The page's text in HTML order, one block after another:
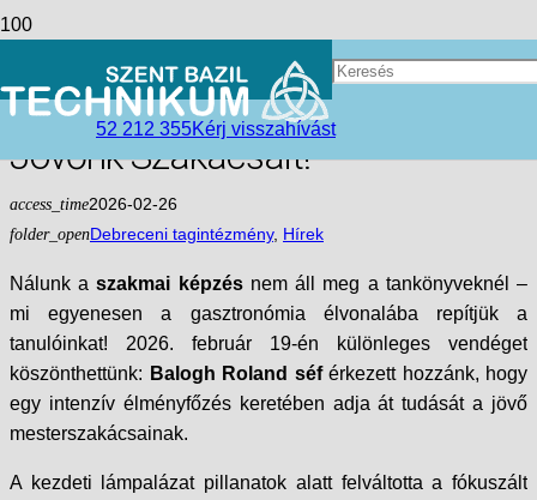
52 212 355Kérj visszahívást
Fine Dining az Iskolapadban:
Balogh Roland Séf Inspirálta
Jövőnk Szakácsait!
access_time2026-02-26
folder_openDebreceni tagintézmény, Hírek
Nálunk aszakmai képzésnem áll meg a tankönyveknél –
mi egyenesen a gasztronómia élvonalába repítjük a
tanulóinkat! 2026. február 19-én különleges vendéget
köszönthettünk: Balogh Roland séférkezett hozzánk, hogy
egy intenzív élményfőzés keretében adja át tudását a jövő
mesterszakácsainak.
A kezdeti lámpalázat pillanatok alatt felváltotta a fókuszált